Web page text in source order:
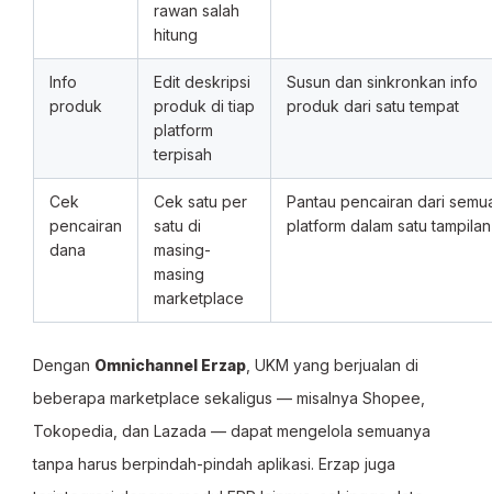
rawan salah
hitung
Info
produk
Edit deskripsi
produk di tiap
platform
terpisah
Susun dan sinkronkan info
produk dari satu tempat
Cek
pencairan
dana
Cek satu per
satu di
masing-
masing
marketplace
Pantau pencairan dari
platform dalam satu tampilan
Dengan Omnichannel Erzap , UKM yang berjualan di
beberapa marketplace sekaligus — misalnya Shopee,
Tokopedia, dan Lazada — dapat mengelola semuanya
tanpa harus berpindah-pindah aplikasi. Erzap juga